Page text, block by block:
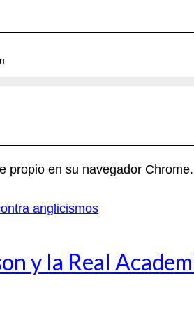
propio en su navegador
y la Real